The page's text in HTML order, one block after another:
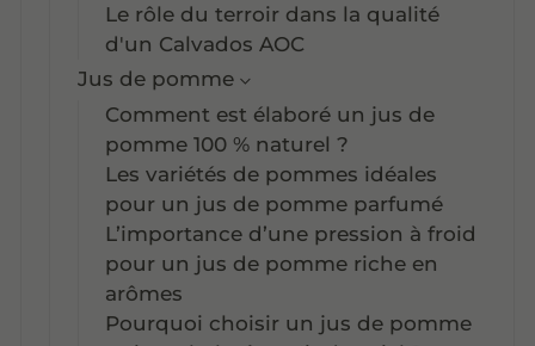
Le rôle du terroir dans la qualité
d'un Calvados AOC
Jus de pomme
Comment est élaboré un jus de
pomme 100 % naturel ?
Les variétés de pommes idéales
pour un jus de pomme parfumé
L’importance d’une pression à froid
pour un jus de pomme riche en
arômes
Pourquoi choisir un jus de pomme